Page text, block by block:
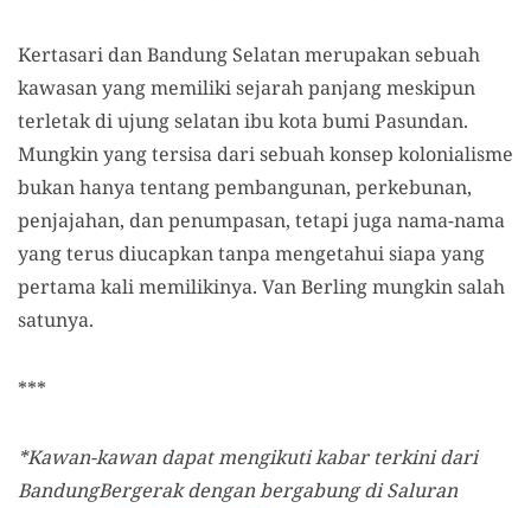
Kertasari dan Bandung Selatan merupakan sebuah
kawasan yang memiliki sejarah panjang meskipun
terletak di ujung selatan ibu kota bumi Pasundan.
Mungkin yang tersisa dari sebuah konsep kolonialisme
bukan hanya tentang pembangunan, perkebunan,
penjajahan, dan penumpasan, tetapi juga nama-nama
yang terus diucapkan tanpa mengetahui siapa yang
pertama kali memilikinya. Van Berling mungkin salah
satunya.
***
*Kawan-kawan dapat mengikuti kabar terkini dari
BandungBergerak dengan bergabung di Saluran